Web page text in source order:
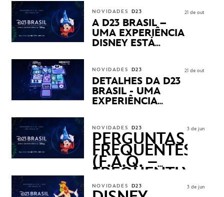
APRESENTAÇÕES E
PRODUTOS EXCLUSIVOS
NO TRANSAMÉRICA EXPO
CENTER EM SÃO PAULO
NOVIDADES D23
A D23 BRASIL –
UMA EXPERIÊNCIA
DISNEY ESTÁ
21 de out
NOVIDADES D23
DETALHES DA D23
BRASIL - UMA
EXPERIÊNCIA
21 de out
NOVIDADES D23
PERGUNTAS
FREQUENTES
(F.A.Q. –
FREQUENTLY
ASKED
3 de jun
NOVIDADES D23 3 de jun